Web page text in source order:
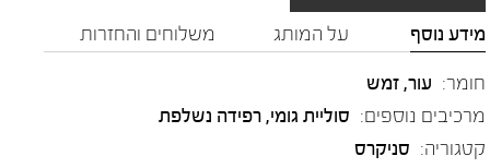
מידע נוסף על המותג משלוחים והחזרות
חומר: עור, זמש
מרכיבים נוספים: סוליית גומי, רפידה נשלפת
קטגוריה: סניקרס